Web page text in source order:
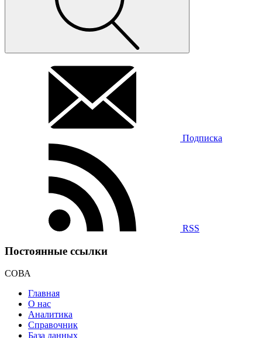
Подписка
RSS
Постоянные ссылки
СОВА
Главная
О нас
Аналитика
Справочник
База данных